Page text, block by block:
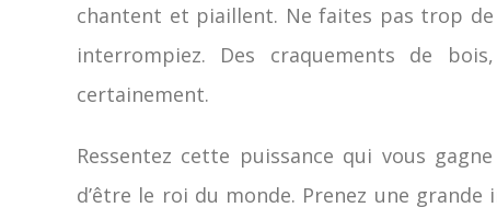
chantent et piaillent. Ne faites pas trop
interrompiez. Des craquements de
certainement.
Ressentez cette puissance qui vous
d’être le roi du monde. Prenez une